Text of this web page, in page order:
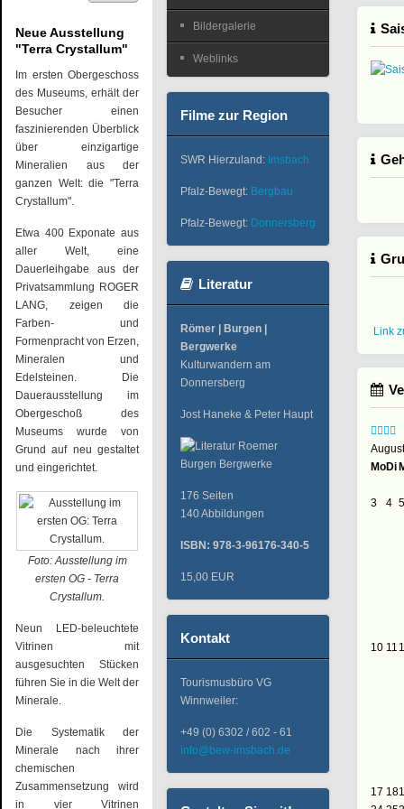
Neue Ausstellung
"Terra Crystallum"
Im ersten Obergeschoss
des Museums, erhält der
Besucher einen
faszinierenden Überblick
über einzigartige
Mineralien aus der
ganzen Welt: die "Terra
Crystallum".
Etwa 400 Exponate aus
aller Welt, eine
Dauerleihgabe aus der
Privatsammlung ROGER
LANG, zeigen die
Farben- und
Formenpracht von Erzen,
Mineralen und
Edelsteinen. Die
Dauerausstellung im
Obergeschoß des
Museums wurde von
Grund auf neu gestaltet
und eingerichtet.
Foto: Ausstellung im
ersten OG - Terra
Crystallum.
Neun LED-beleuchtete
Vitrinen mit
ausgesuchten Stücken
führen Sie in die Welt der
Minerale.
Die Systematik der
Minerale nach ihrer
chemischen
Zusammensetzung wird
in vier Vitrinen
Bildergalerie
Weblinks
Filme zur Region
SWR Hierzuland: Imsbach
Pfalz-Bewegt: Bergbau
Pfalz-Bewegt: Donnersberg
Literatur
Römer | Burgen |
Bergwerke
Kulturwandern am
Donnersberg
Jost Haneke & Peter Haupt
176 Seiten
140 Abbildungen
ISBN: 978-3-96176-340-5
15,00 EUR
Kontakt
Tourismusbüro VG
Winnweiler:
+49 (0) 6302 / 602 - 61
info@bew-imsbach.de
Link
MoDi
3 4 5
10 11
17 18